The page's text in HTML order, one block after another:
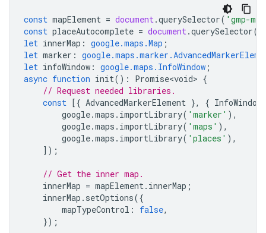
const mapElement = document.querySelector( 'gmp-
const placeAutocomplete = document.querySelector(
let innerMap : google.maps.Map ;
let marker :
let infoWindow : google.maps.InfoWindow ;
async function init() : Promise<void> {
// Request needed libraries.
const [{ AdvancedMarkerElement }, { InfoWindow
google.maps . importLibrary( 'marker' ),
google.maps . importLibrary( 'maps' ),
google.maps . importLibrary( 'places' ),
]);
// Get the inner map.
innerMap = mapElement. innerMap ;
innerMap . setOptions({
mapTypeControl : false,
});